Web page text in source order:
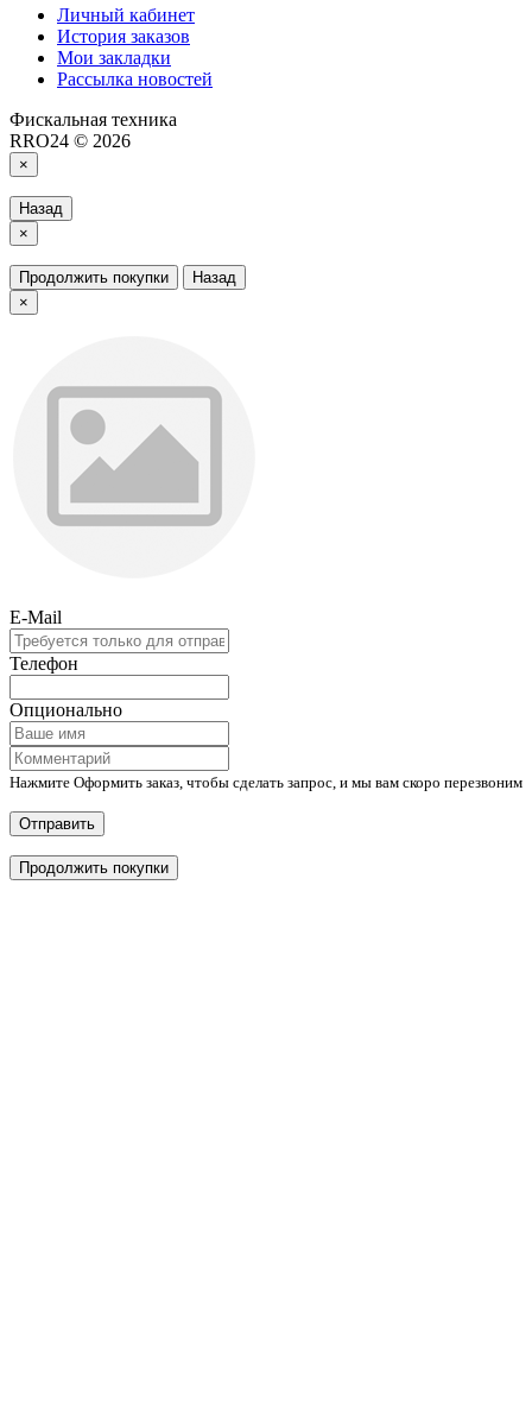
Личный кабинет
История заказов
Мои закладки
Рассылка новостей
Фискальная техника
RRO24 © 2026
×
Назад
×
Продолжить покупки
Назад
×
E-Mail
Телефон
Опционально
Нажмите Оформить заказ, чтобы сделать запрос, и мы вам скоро перезвоним
Отправить
Продолжить покупки